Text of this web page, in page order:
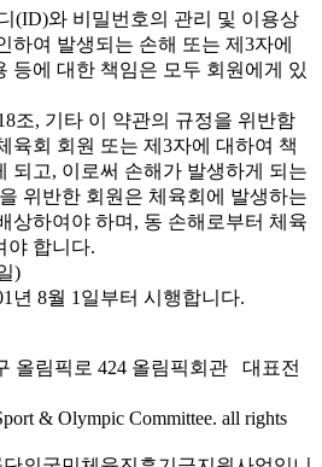
(ID)와 비밀번호의 관리 및 이용상
하여 발생되는 손해 또는 제3자에
등에 대한 책임은 모두 회원에게 있
조, 기타 이 약관의 규정을 위반함
육회 회원 또는 제3자에 대하여 책
되고, 이로써 손해가 발생하게 되는
위반한 회원은 체육회에 발생하는
상하여야 하며, 동 손해로부터 체육
야 합니다.
)
년 8월 1일부터 시행합니다.
올림픽로 424 올림픽회관 대표전
& Olympic Committee. all rights